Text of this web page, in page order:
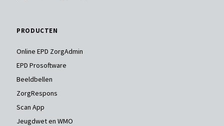
PRODUCTEN
Online EPD ZorgAdmin
EPD Prosoftware
Beeldbellen
ZorgRespons
Scan App
Jeugdwet en WMO